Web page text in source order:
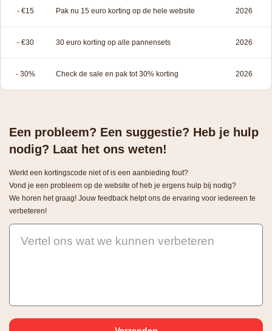
- €15 Pak nu 15 euro korting op de hele website 2026
- €30 30 euro korting op alle pannensets 2026
- 30% Check de sale en pak tot 30% korting 2026
Een probleem? Een suggestie? Heb je hulp
nodig? Laat het ons weten!
Werkt een kortingscode niet of is een aanbieding fout?
Vond je een probleem op de website of heb je ergens hulp bij nodig?
We horen het graag! Jouw feedback helpt ons de ervaring voor iedereen te
verbeteren!
Vertel ons wat we kunnen verbeteren